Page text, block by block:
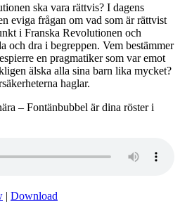
ska vara rättvis? I dagens
eviga frågan om vad som är rättvist
i Franska Revolutionen och
och dra i begreppen. Vem bestämmer
en pragmatiker som var emot
älska alla sina barn lika mycket?
haglar.
– Fontänbubbel är dina röster i
| Download